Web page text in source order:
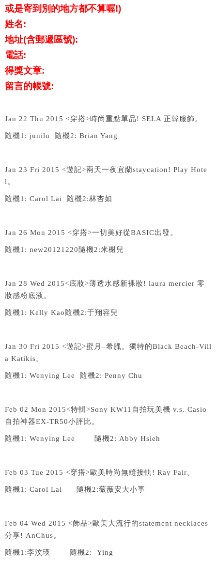
或是寄到別的地方都不算喔!)
姓名:
地址(含郵遞區號):
電話:
得獎文章:
留言的帳號:
Jan 22 Thu 2015 <穿搭>時尚重點單品! SELA 正韓服飾。
隨機1: junilu 隨機2: Brian Yang
Jan 23 Fri 2015 <遊記>兩天一夜宜蘭staycation! Play Hote
l 。
隨機1: Carol Lai 隨機2:林杏如
Jan 26 Mon 2015 <穿搭>一切美好從BASIC出發。
隨機1: new20121220 隨機2:米榭兒
Jan 28 Wed 2015<底妝>薄透水感新裸妝! laura mercier 零
妝感粉底液。
隨機1: Kelly Kao 隨機2:于翔容兒
Jan 30 Fri 2015 <遊記>蜜月 –希臘。獨特的Black Beach-Vill
a Katikis。
隨機1: Wenying Lee 隨機2: Penny Chu
Feb 02 Mon 2015<特輯>Sony KW11 自拍玩美機 v.s. Casio
自拍神器EX-TR50小評比。
隨機1: Wenying Lee 隨機2: Abby Hsieh
Feb 03 Tue 2015 <穿搭>歐美時尚無縫接軌 ! Ray Fair。
隨機1: Carol Lai 隨機2:薇薇安大小事
Feb 04 Wed 2015 <飾品>歐美大流行的statement necklaces
分享! AnChus。
隨機1:李汶瑛 隨機2: Ying